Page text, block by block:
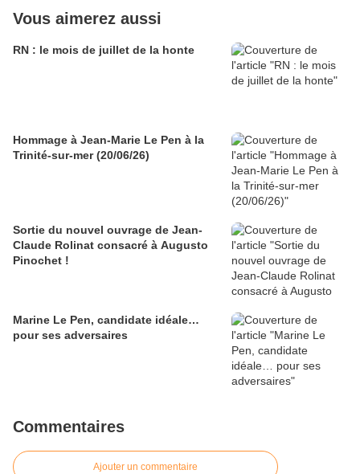
Vous aimerez aussi
RN : le mois de juillet de la honte
Hommage à Jean-Marie Le Pen à la
Trinité-sur-mer (20/06/26)
Sortie du nouvel ouvrage de Jean-
Claude Rolinat consacré à Augusto
Pinochet !
Marine Le Pen, candidate idéale…
pour ses adversaires
Commentaires
Ajouter un commentaire